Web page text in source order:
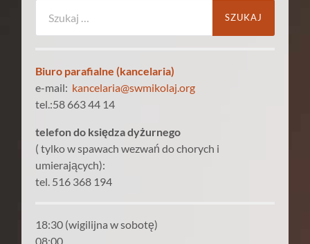
Biuro parafialne (kancelaria)
e-mail: kancelaria@swmikolaj.org
tel.:58 663 44 14
telefon do księdza dyżurnego
( tylko w spawach wezwań do chorych i
umierających):
tel. 516 368 194
18:30 (wigilijna w sobotę)
08:00